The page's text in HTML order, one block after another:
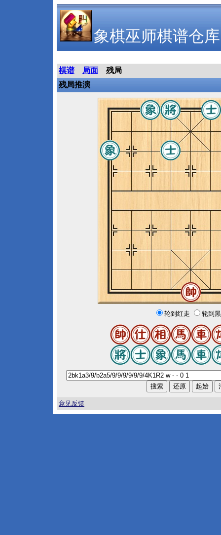
象棋巫师棋谱仓库
棋谱 局面
残局
残局推演
轮到红走 轮到
意见反馈